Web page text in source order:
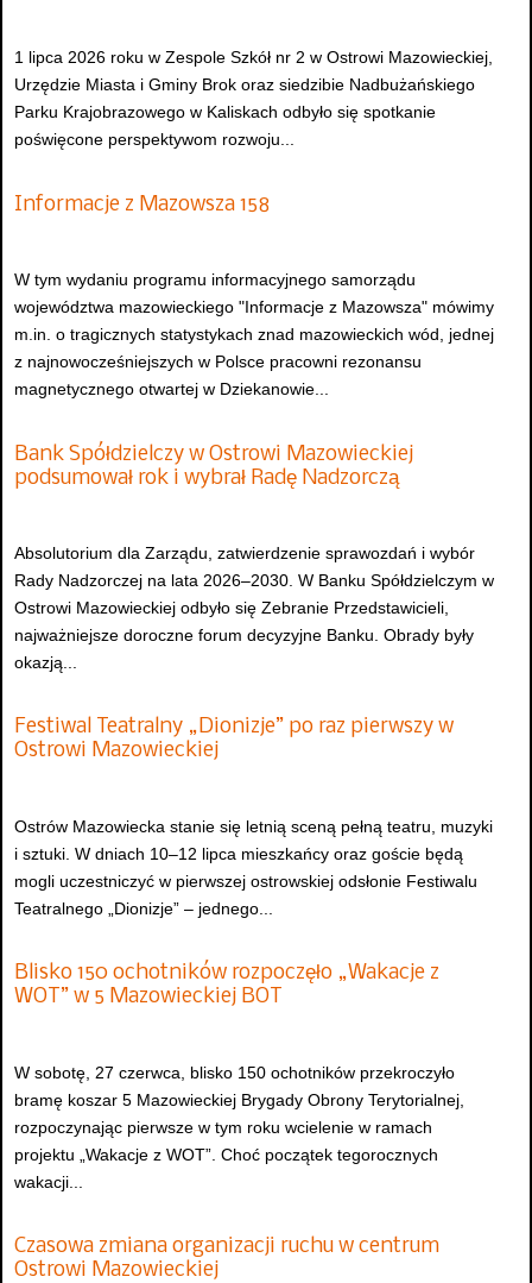
1 lipca 2026 roku w Zespole Szkół nr 2 w Ostrowi Mazowieckiej,
Urzędzie Miasta i Gminy Brok oraz siedzibie Nadbużańskiego
Parku Krajobrazowego w Kaliskach odbyło się spotkanie
poświęcone perspektywom rozwoju...
Informacje z Mazowsza 158
W tym wydaniu programu informacyjnego samorządu
województwa mazowieckiego "Informacje z Mazowsza" mówimy
m.in. o tragicznych statystykach znad mazowieckich wód, jednej
z najnowocześniejszych w Polsce pracowni rezonansu
magnetycznego otwartej w Dziekanowie...
Bank Spółdzielczy w Ostrowi Mazowieckiej
podsumował rok i wybrał Radę Nadzorczą
Absolutorium dla Zarządu, zatwierdzenie sprawozdań i wybór
Rady Nadzorczej na lata 2026–2030. W Banku Spółdzielczym w
Ostrowi Mazowieckiej odbyło się Zebranie Przedstawicieli,
najważniejsze doroczne forum decyzyjne Banku. Obrady były
okazją...
Festiwal Teatralny „Dionizje” po raz pierwszy w
Ostrowi Mazowieckiej
Ostrów Mazowiecka stanie się letnią sceną pełną teatru, muzyki
i sztuki. W dniach 10–12 lipca mieszkańcy oraz goście będą
mogli uczestniczyć w pierwszej ostrowskiej odsłonie Festiwalu
Teatralnego „Dionizje” – jednego...
Blisko 150 ochotników rozpoczęło „Wakacje z
WOT” w 5 Mazowieckiej BOT
W sobotę, 27 czerwca, blisko 150 ochotników przekroczyło
bramę koszar 5 Mazowieckiej Brygady Obrony Terytorialnej,
rozpoczynając pierwsze w tym roku wcielenie w ramach
projektu „Wakacje z WOT”. Choć początek tegorocznych
wakacji...
Czasowa zmiana organizacji ruchu w centrum
Ostrowi Mazowieckiej